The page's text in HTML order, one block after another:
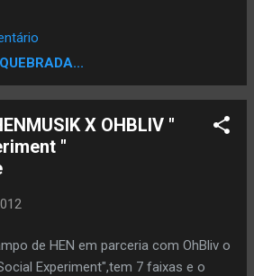
ft. The 1st Kind OUÇA E BAIXE O
about Come take a Shot with
Wyze Follow Us: @henmusik
www.the1stkind.com
31 December 2012 [03] Prod.
[05] Prod. By The 1st Kind [08]
Backdraft [09] Prod. By Trot [12] Prod.
X OHBLIV "
"
de HEN em parceria com OhBliv o
Experiment",tem 7 faixas e o